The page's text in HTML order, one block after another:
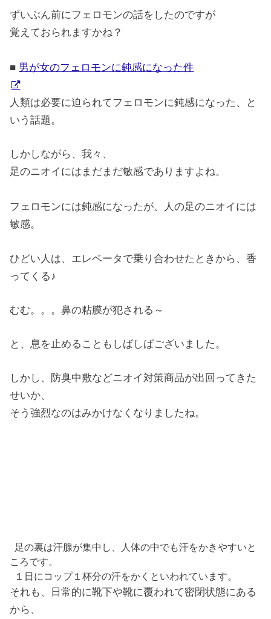
ずいぶん前にフェロモンの話をしたのですが
覚えておられますかね？
■ 男が女のフェロモンに鈍感になった件
人類は必要に迫られてフェロモンに鈍感になった、と
いう話題。
しかしながら、我々、
足のニオイにはまだまだ敏感でありますよね。
フェロモンには鈍感になったが、人の足のニオイには
敏感。
ひどい人は、エレベータで乗り合わせたときから、香
ってくる♪
むむ。。。鼻の粘膜が犯される～
と、息を止めることもしばしばございました。
しかし、防臭中敷などニオイ対策商品が出回ってきた
せいか、
そう強烈なのはみかけなくなりましたね。
足の裏は汗腺が集中し、人体の中でも汗をかきやすいと
ころです。
１日にコップ１杯分の汗をかくといわれています。
それも、日常的に靴下や靴に覆われて密閉状態にある
から、